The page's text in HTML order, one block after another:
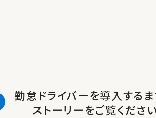
勤怠ドライバーを導入する
ストーリーをご覧くださ